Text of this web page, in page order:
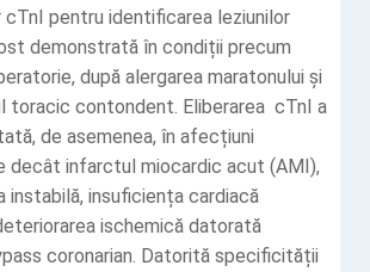
cTnI pentru identificarea leziunilor
demonstrată în condiții precum
după alergarea maratonului și
toracic contondent. Eliberarea cTnI a
de asemenea, în afecțiuni
decât infarctul miocardic acut (AMI),
instabilă, insuficiența cardiacă
ischemică datorată
coronarian. Datorită specificității